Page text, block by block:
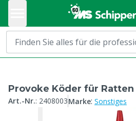
Provoke Köder für Ratten
Art.-Nr.: 2408003Marke: Sonstiges